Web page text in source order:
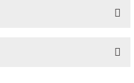
siz yapın!